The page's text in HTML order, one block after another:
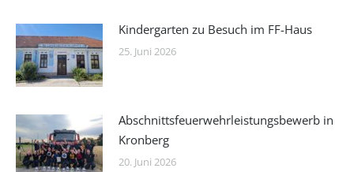
Kindergarten zu Besuch im FF-Haus
25. Juni 2026
Abschnittsfeuerwehrleistungsbewerb in
Kronberg
20. Juni 2026